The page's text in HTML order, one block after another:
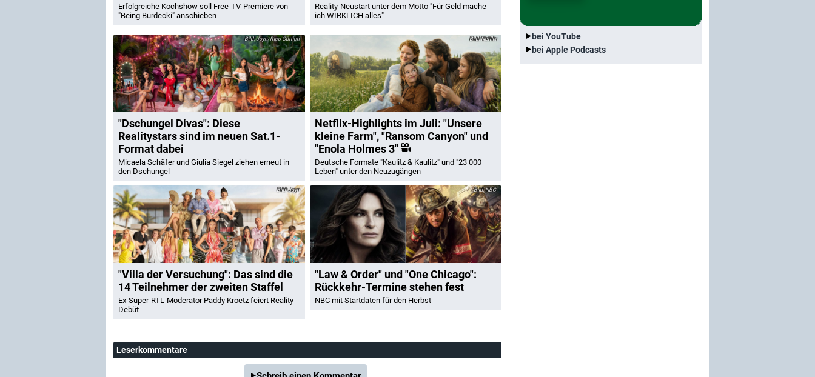
Erfolgreiche Kochshow soll Free-TV-Premiere von
"Being Burdecki" anschieben
Reality-Neustart unter dem Motto "Für Geld mache
ich WIRKLICH alles"
Joyn/Rico Güttich
"Dschungel Divas": Diese
Realitystars sind im neuen Sat.1-
Format dabei
Micaela Schäfer und Giulia Siegel ziehen erneut in
den Dschungel
Netflix
Netflix-Highlights im Juli: "Unsere
kleine Farm", "Ransom Canyon" und
"Enola Holmes 3"
Deutsche Formate "Kaulitz & Kaulitz" und "23 000
Leben" unter den Neuzugängen
Joyn
"Villa der Versuchung": Das sind die
14 Teilnehmer der zweiten Staffel
Ex-Super-RTL-Moderator Paddy Kroetz feiert Reality-
Debüt
NBC
"Law & Order" und "One Chicago":
Rückkehr-Termine stehen fest
NBC mit Startdaten für den Herbst
Leserkommentare
bei YouTube
bei Apple Podcasts